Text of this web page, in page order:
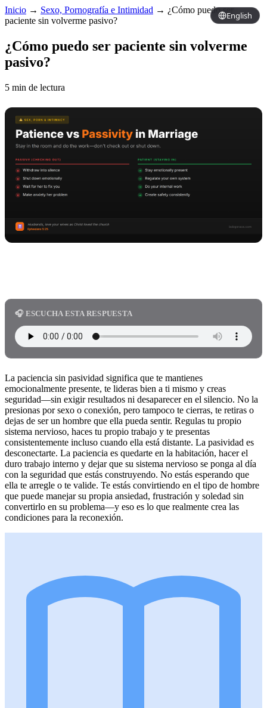
English
Inicio → Sexo, Pornografía e Intimidad → ¿Cómo puedo ser
paciente sin volverme pasivo?
¿Cómo puedo ser paciente sin volverme
pasivo?
5 min de lectura
🎧 ESCUCHA ESTA RESPUESTA
La paciencia sin pasividad significa que te mantienes
emocionalmente presente, te lideras bien a ti mismo y creas
seguridad—sin exigir resultados ni desaparecer en el silencio. No la
presionas por sexo o conexión, pero tampoco te cierras, te retiras o
dejas de ser un hombre que ella pueda sentir. Regulas tu propio
sistema nervioso, haces tu propio trabajo y te presentas
consistentemente incluso cuando ella está distante. La pasividad es
desconectarte. La paciencia es quedarte en la habitación, hacer el
duro trabajo interno y dejar que su sistema nervioso se ponga al día
con la seguridad que estás construyendo. No estás esperando que
ella te arregle o te valide. Te estás convirtiendo en el tipo de hombre
que puede manejar su propia ansiedad, frustración y soledad sin
convertirlo en su problema—y eso es lo que realmente crea las
condiciones para la reconexión.